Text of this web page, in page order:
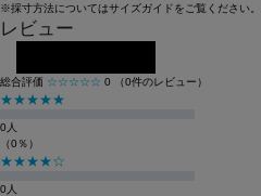
※採寸方法についてはサイズガイドをご覧ください。
レビュー
総合評価 ☆☆☆☆☆ 0 （0件のレビュー）
★★★★★
0人
（0％）
★★★★☆
0人